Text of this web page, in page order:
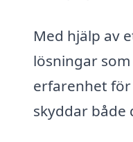
Med hjälp av
lösningar
erfarenhet
skyddar både